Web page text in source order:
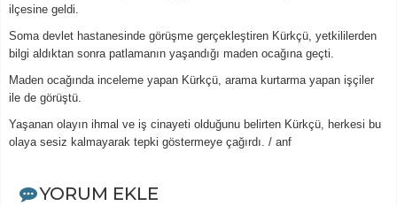
ilçesine geldi.
Soma devlet hastanesinde görüşme gerçekleştiren Kürkçü, yetkililerden
bilgi aldıktan sonra patlamanın yaşandığı maden ocağına geçti.
Maden ocağında inceleme yapan Kürkçü, arama kurtarma yapan işçiler
ile de görüştü.
Yaşanan olayın ihmal ve iş cinayeti olduğunu belirten Kürkçü, herkesi bu
olaya sesiz kalmayarak tepki göstermeye çağırdı. / anf
YORUM EKLE